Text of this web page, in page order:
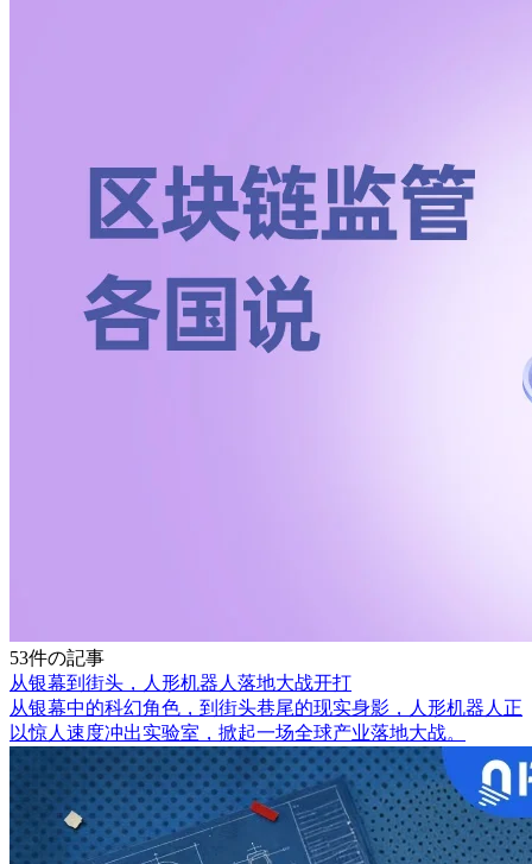
53件の記事
从银幕到街头，人形机器人落地大战开打
从银幕中的科幻角色，到街头巷尾的现实身影，人形机器人正
以惊人速度冲出实验室，掀起一场全球产业落地大战。